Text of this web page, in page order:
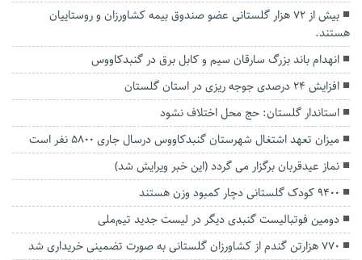
بیش از ۷۲ هزار گلستانی عضو صندوق بیمه کشاورزان و روستاییان
هستند.
انهدام باند بزرگ سارقان سیم و کابل برق در گنبدکاووس
افزایش ۲۴ درصدی جوجه ریزی در استان گلستان
استاندار گلستان: حج محل اختلاف نشود
میزان تعهد اشتغال شهرستان گنبدکاووس درسال جاری ۵۸۰۰ نفر است
نماز عیدقربان برگزار می گردد (این خبر ویرایش شد)
9400 کودک گلستانی دچار کمبود وزن هستند
دومین فوتبالیست گنبدی دیگر در لیست جدید تیم‌ملی
۷۷۰ هزارتن گندم از کشاورزان گلستانی به صورت تضمینی خریداری شد